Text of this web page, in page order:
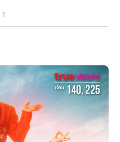
มด
าร
1